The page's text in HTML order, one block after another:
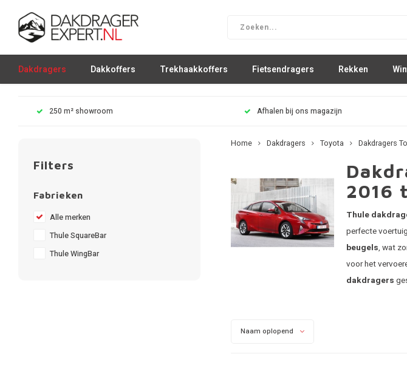
Dakdragers Dakkoffers Trekhaakkoffers Fietsendragers Rekken
250 m² showroom Afhalen bij ons magazijn
Filters
Fabrieken
Alle merken
Thule SquareBar
Thule WingBar
Home Dakdragers Toyota Dakdragers
2016
Thule
perfecte
beugels, wat
voor het
dakdragers
Naam oplopend